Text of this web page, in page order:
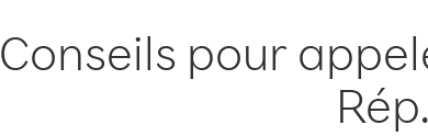
Conseils pour